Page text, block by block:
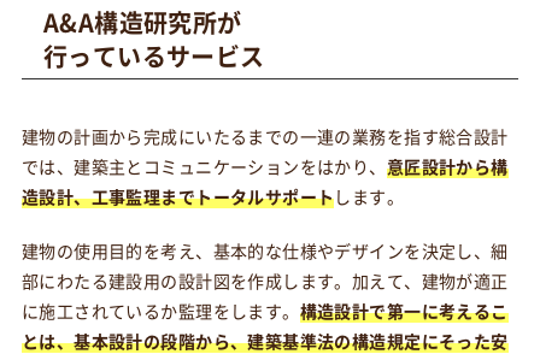
A&A構造研究所が
行っているサービス
建物の計画から完成にいたるまでの一連の業務を指す総合設計
では、建築主とコミュニケーションをはかり、 意匠設計から構
造設計、工事監理までトータルサポートします。
建物の使用目的を考え、基本的な仕様やデザインを決定し、細
部にわたる建設用の設計図を作成します。加えて、建物が適正
に施工されているか監理をします。 構造設計で第一に考えるこ
とは、基本設計の段階から、建築基準法の構造規定にそった安